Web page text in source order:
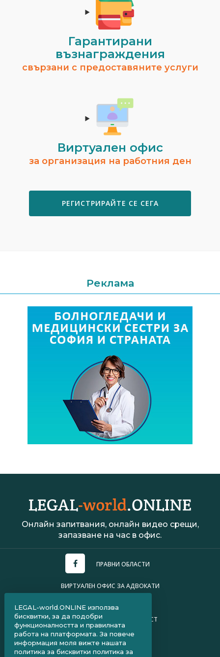
Гарантирани
възнаграждения
свързани с предоставяните услуги
Виртуален офис
за организация на работния ден
РЕГИСТРИРАЙТЕ СЕ СЕГА
Реклама
Онлайн запитвания, онлайн видео срещи,
запазване на час в офис.
ПРАВНИ ОБЛАСТИ
ВИРТУАЛЕН ОФИС ЗА АДВОКАТИ
ПОЛИТИКА ЗА ПОВЕРИТЕЛНОСТ
ЧЗВ ЗА КЛИЕНТИ
ЧЗВ ЗА АДВОКАТИ
LEGAL-world.ONLINE използва
бисквитки, за да подобри
функционалността и правилната
работа на платформата. За повече
информация моля вижте нашата
политика за бисквитки политика за